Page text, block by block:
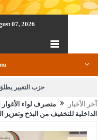
07, 2026
حزب التغيير
الجيش يفتح باب التجنيد آخر الأخبار
متصرف لواء الأغوار
الداخلية للتخفيف من البذخ وتعزيز